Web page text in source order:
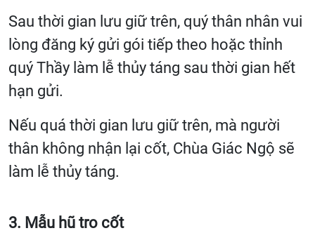
Sau thời gian lưu giữ trên, quý thân nhân vui
lòng đăng ký gửi gói tiếp theo hoặc thỉnh
quý Thầy làm lễ thủy táng sau thời gian hết
hạn gửi.
Nếu quá thời gian lưu giữ trên, mà người
thân không nhận lại cốt, Chùa Giác Ngộ sẽ
làm lễ thủy táng.
3. Mẫu hũ tro cốt